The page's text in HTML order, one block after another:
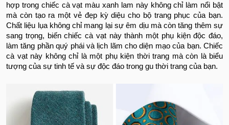
hợp trong chiếc cà vạt màu xanh lam này không chỉ làm nổi bật
mà còn tạo ra một vẻ đẹp kỳ diệu cho bộ trang phục của bạn.
Chất liệu lụa không chỉ mang lại sự êm dịu mà còn tăng thêm sự
sang trọng, biến chiếc cà vạt này thành một phụ kiện độc đáo,
làm tăng phần quý phái và lịch lãm cho diện mạo của bạn. Chiếc
cà vạt này không chỉ là một phụ kiện thời trang mà còn là biểu
tượng của sự tinh tế và sự độc đáo trong gu thời trang của bạn.